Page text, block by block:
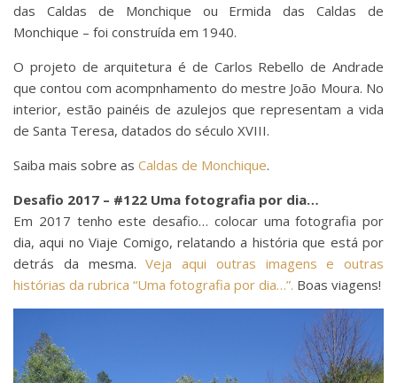
das Caldas de Monchique ou Ermida das Caldas de
Monchique – foi construída em 1940.
O projeto de arquitetura é de Carlos Rebello de Andrade
que contou com acompnhamento do mestre João Moura. No
interior, estão painéis de azulejos que representam a vida
de Santa Teresa, datados do século XVIII.
Saiba mais sobre as Caldas de Monchique.
Desafio 2017 – #122 Uma fotografia por dia…
Em 2017 tenho este desafio… colocar uma fotografia por
dia, aqui no Viaje Comigo, relatando a história que está por
detrás da mesma.Veja aqui outras imagens e outras
histórias da rubrica “Uma fotografia por dia…”. Boas viagens!